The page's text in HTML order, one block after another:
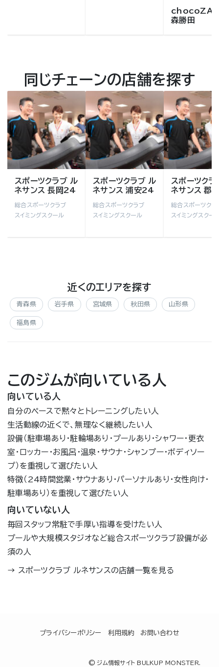
chocoZAP
森勝田
同じチェーンの店舗を探す
スポーツクラブ ル
ネサンス 長岡24
総合スポーツクラブ
スイミングスクール
スポーツクラブ ル
ネサンス 浦安24
総合スポーツクラブ
スイミングスクール
スポーツクラ
ネサンス 郡
総合スポーツクラ
スイミングスクー
近くのエリアを探す
青森県 岩手県 宮城県 秋田県 山形県
福島県
このジムが向いている人
向いている人
自分のペースで黙々とトレーニングしたい人
生活動線の近くで、無理なく継続したい人
設備（駐車場あり・駐輪場あり・プールあり・シャワー・更衣
室・ロッカー・お風呂・温泉・サウナ・シャンプー・ボディソー
プ）を重視して選びたい人
特徴（24時間営業・サウナあり・パーソナルあり・女性向け・
駐車場あり）を重視して選びたい人
向いていない人
毎回スタッフ常駐で手厚い指導を受けたい人
プールや大規模スタジオなど総合スポーツクラブ設備が必
須の人
→ スポーツクラブ ルネサンスの店舗一覧を見る
プライバシーポリシー 利用規約 お問い合わせ
© ジム情報サイト BULKUP MONSTER.